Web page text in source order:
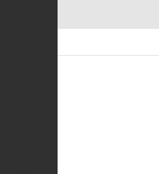
キサラギ:戸松 遥
原作:きゆづきさ
(C)きゆづきさと